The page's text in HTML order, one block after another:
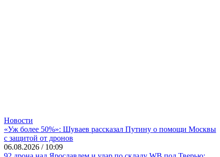
Новости
«Уж более 50%»: Шуваев рассказал Путину о помощи Москвы
с защитой от дронов
06.08.2026 / 10:09